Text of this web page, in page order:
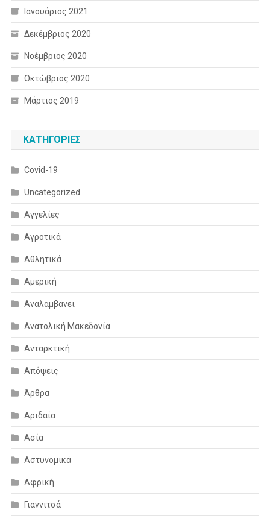
Ιανουάριος 2021
Δεκέμβριος 2020
Νοέμβριος 2020
Οκτώβριος 2020
Μάρτιος 2019
KΑΤΗΓΟΡΊΕΣ
Covid-19
Uncategorized
Αγγελίες
Αγροτικά
Αθλητικά
Αμερική
Αναλαμβάνει
Ανατολική Μακεδονία
Ανταρκτική
Απόψεις
Άρθρα
Αριδαία
Ασία
Αστυνομικά
Αφρική
Γιαννιτσά